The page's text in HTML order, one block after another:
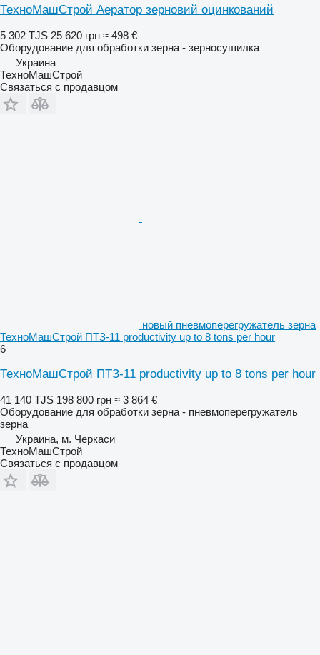
ТехноМашСтрой Аератор зерновий оцинкований
5 302 TJS 25 620 грн ≈ 498 €
Оборудование для обработки зерна - зерносушилка
Украина
ТехноМашСтрой
Связаться с продавцом
новый пневмоперегружатель зерна
ТехноМашСтрой ПТЗ-11 productivity up to 8 tons per hour
6
ТехноМашСтрой ПТЗ-11 productivity up to 8 tons per hour
41 140 TJS 198 800 грн ≈ 3 864 €
Оборудование для обработки зерна - пневмоперегружатель
зерна
Украина, м. Черкаси
ТехноМашСтрой
Связаться с продавцом